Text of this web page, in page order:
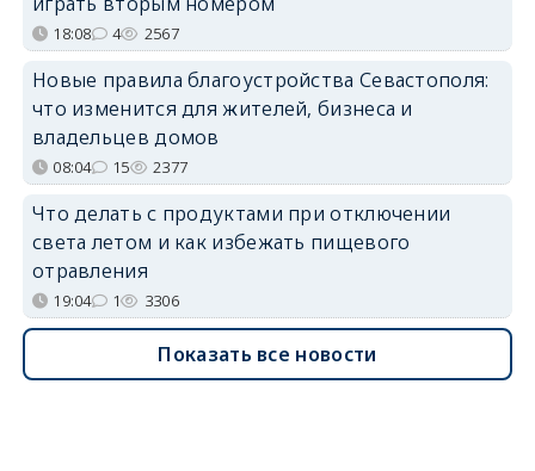
18:08 4 2567
Новые правила благоустройства Севастополя:
что изменится для жителей, бизнеса и
владельцев домов
08:04 15 2377
Что делать с продуктами при отключении
света летом и как избежать пищевого
отравления
19:04 1 3306
Показать все новости